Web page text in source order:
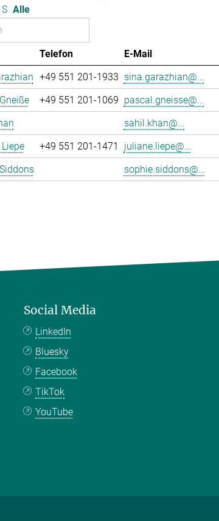
S Alle
Telefon
E-Mail
+49 551 201-1933 sina.garazhian@...
+49 551 201-1069 pascal.gneisse@...
sahil.khan@...
+49 551 201-1471
juliane.liepe@...
sophie.siddons@...
Social Media
LinkedIn
Bluesky
Facebook
TikTok
YouTube